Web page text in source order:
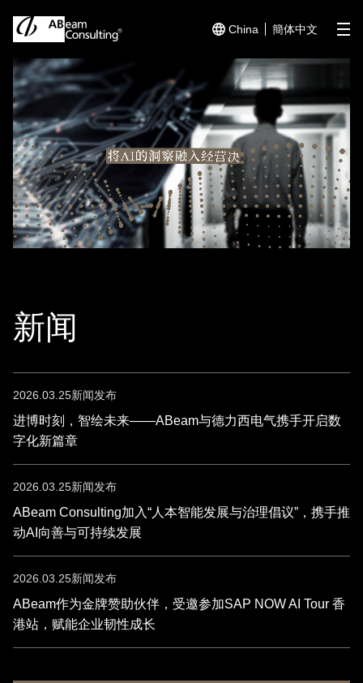
China 簡体中文
新闻
2026.03.25新闻发布
进博时刻，智绘未来——ABeam与德力西电气携手开启数
字化新篇章
2026.03.25新闻发布
ABeam Consulting加入“人本智能发展与治理倡议”，携手推
动AI向善与可持续发展
2026.03.25新闻发布
ABeam作为金牌赞助伙伴，受邀参加SAP NOW AI Tour 香
港站，赋能企业韧性成长